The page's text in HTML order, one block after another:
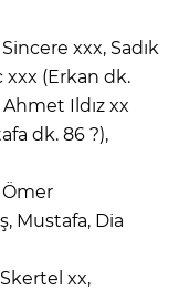
xxx, Sadık
xxx (Erkan dk.
Ildız xx
dk. 86 ?),
Ömer
Mustafa, Dia
xx,